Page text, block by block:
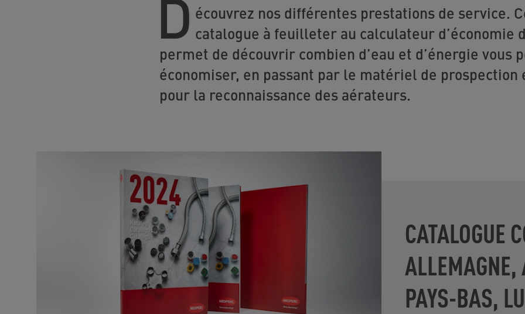
écouvrez nos différentes prestations de service.
catalogue à feuilleter au calculateur d’économie
permet de découvrir combien d’eau et d’énergie vous
économiser, en passant par le matériel de prospection
pour la reconnaissance des aérateurs.
CATALOGUE
PAYS-BAS,